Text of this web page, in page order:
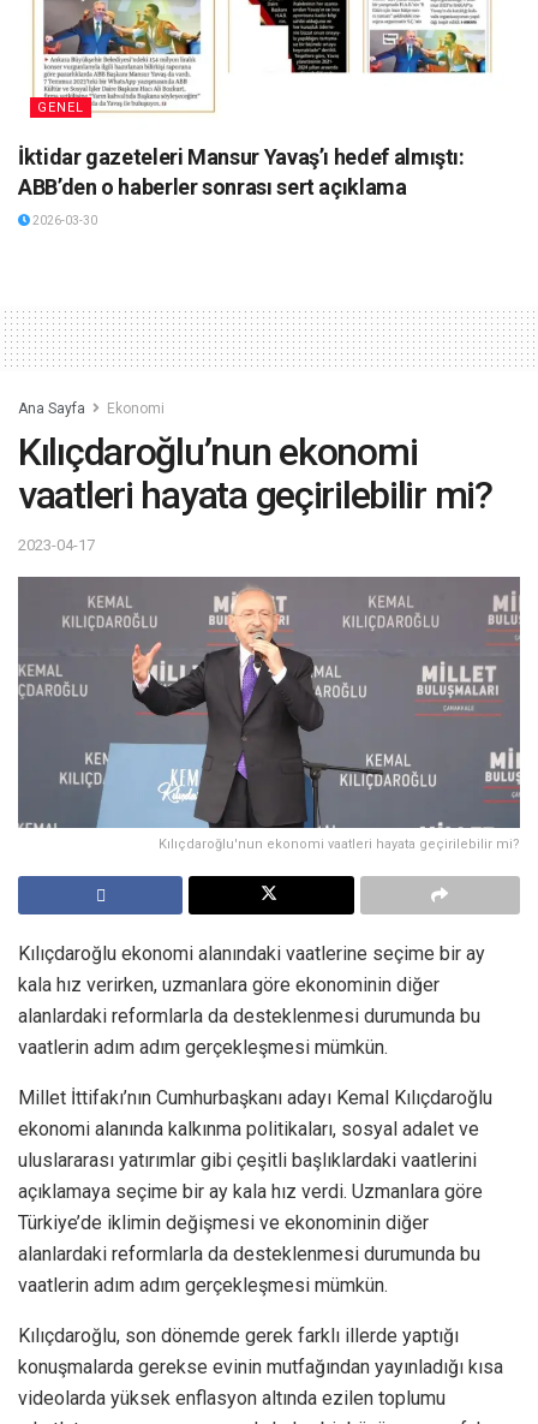
GENEL
İktidar gazeteleri Mansur Yavaş’ı hedef almıştı:
ABB’den o haberler sonrası sert açıklama
2026-03-30
Ana Sayfa Ekonomi
Kılıçdaroğlu’nun ekonomi
vaatleri hayata geçirilebilir mi?
2023-04-17
Kılıçdaroğlu'nun ekonomi vaatleri hayata geçirilebilir mi?
Kılıçdaroğlu ekonomi alanındaki vaatlerine seçime bir ay
kala hız verirken, uzmanlara göre ekonominin diğer
alanlardaki reformlarla da desteklenmesi durumunda bu
vaatlerin adım adım gerçekleşmesi mümkün.
Millet İttifakı’nın Cumhurbaşkanı adayı Kemal Kılıçdaroğlu
ekonomi alanında kalkınma politikaları, sosyal adalet ve
uluslararası yatırımlar gibi çeşitli başlıklardaki vaatlerini
açıklamaya seçime bir ay kala hız verdi. Uzmanlara göre
Türkiye’de iklimin değişmesi ve ekonominin diğer
alanlardaki reformlarla da desteklenmesi durumunda bu
vaatlerin adım adım gerçekleşmesi mümkün.
Kılıçdaroğlu, son dönemde gerek farklı illerde yaptığı
konuşmalarda gerekse evinin mutfağından yayınladığı kısa
videolarda yüksek enflasyon altında ezilen toplumu